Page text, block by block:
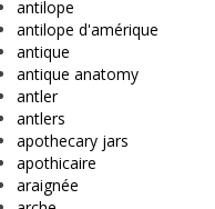
antilope
antilope d'amérique
antique
antique anatomy
antler
antlers
apothecary jars
apothicaire
araignée